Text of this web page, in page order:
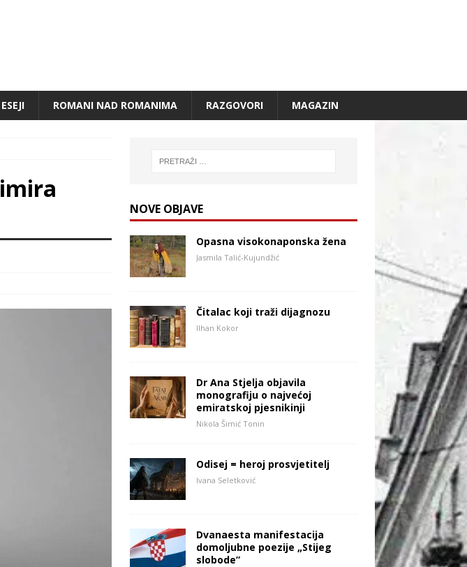
ESEJI ROMANI NAD ROMANIMA RAZGOVORI MAGAZIN
NOVE OBJAVE
Opasna visokonaponska žena
Jasmila Talić-Kujundžić
Čitalac koji traži dijagnozu
Ilhan Kokor
Dr Ana Stjelja objavila
monografiju o najvećoj
emiratskoj pjesnikinji
Nikola Šimić Tonin
Odisej = heroj prosvjetitelj
Ivana Seletković
Dvanaesta manifestacija
domoljubne poezije „Stijeg
slobode”